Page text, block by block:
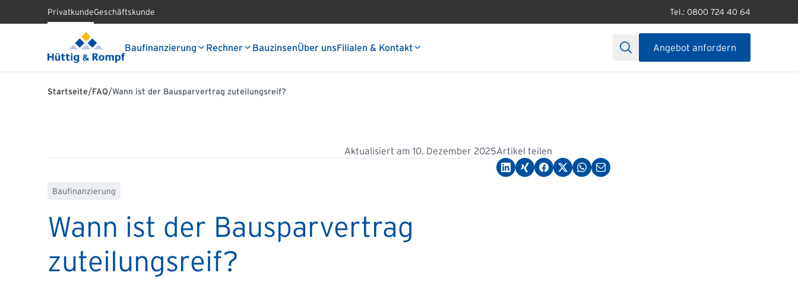
PrivatkundeGeschäftskunde Tel.: 0800 724 40 64
Baufinanzierung Rechner BauzinsenÜber unsFilialen & Kontakt Angebot anfordern
Startseite/FAQ/Wann ist der Bausparvertrag zuteilungsreif?
Aktualisiert am 10. Dezember 2025
Baufinanzierung
Wann ist der Bausparvertrag
zuteilungsreif?
Artikel teilen